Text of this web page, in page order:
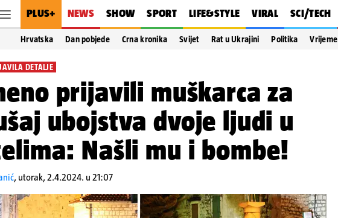
PLUS+ NEWS SHOW SPORT LIFE&STYLE VIRAL SCI/TECH
Hrvatska Dan pobjede Crna kronika Svijet Rat u Ukrajini Politika Vrijeme
DETALJE
prijavili muškarca za
ubojstva dvoje ljudi u
Našli mu i bombe!
, utorak, 2.4.2024. u 21:07